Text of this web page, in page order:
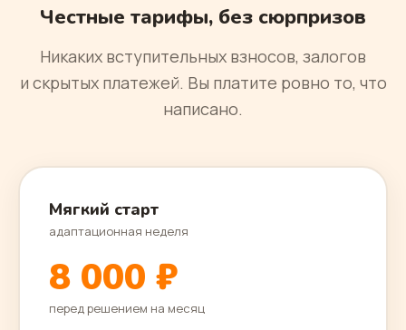
Честные тарифы, без сюрпризов
Никаких вступительных взносов, залогов
и скрытых платежей. Вы платите ровно то, что
написано.
Мягкий старт
адаптационная неделя
8 000 ₽
перед решением на месяц